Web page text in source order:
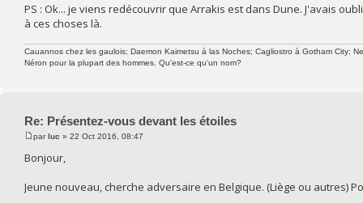
PS : Ok... je viens redécouvrir que Arrakis est dans Dune. J'avais
à ces choses là.
Cauannos chez les gaulois; Daemon Kaimetsu à las Noches; Cagliostro à Gotham City;
Néron pour la plupart des hommes. Qu'est-ce qu'un nom?
Re: Présentez-vous devant les étoiles
parluc » 22 Oct 2016, 08:47
Bonjour,
Jeune nouveau, cherche adversaire en Belgique. (Liège ou autres)